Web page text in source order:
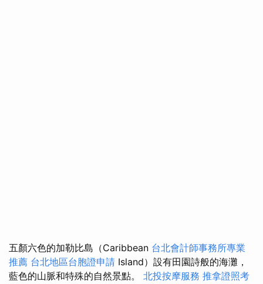
五顏六色的加勒比島（Caribbean 台北會計師事務所專業
推薦 台北地區台胞證申請 Island）設有田園詩般的海灘，
藍色的山脈和特殊的自然景點。 北投按摩服務 推拿證照考